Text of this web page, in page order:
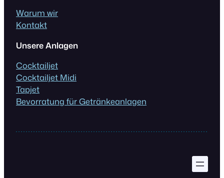
Warum wir
Kontakt
Unsere Anlagen
Cocktailjet
Cocktailjet Midi
Tapjet
Bevorratung für Getränkeanlagen